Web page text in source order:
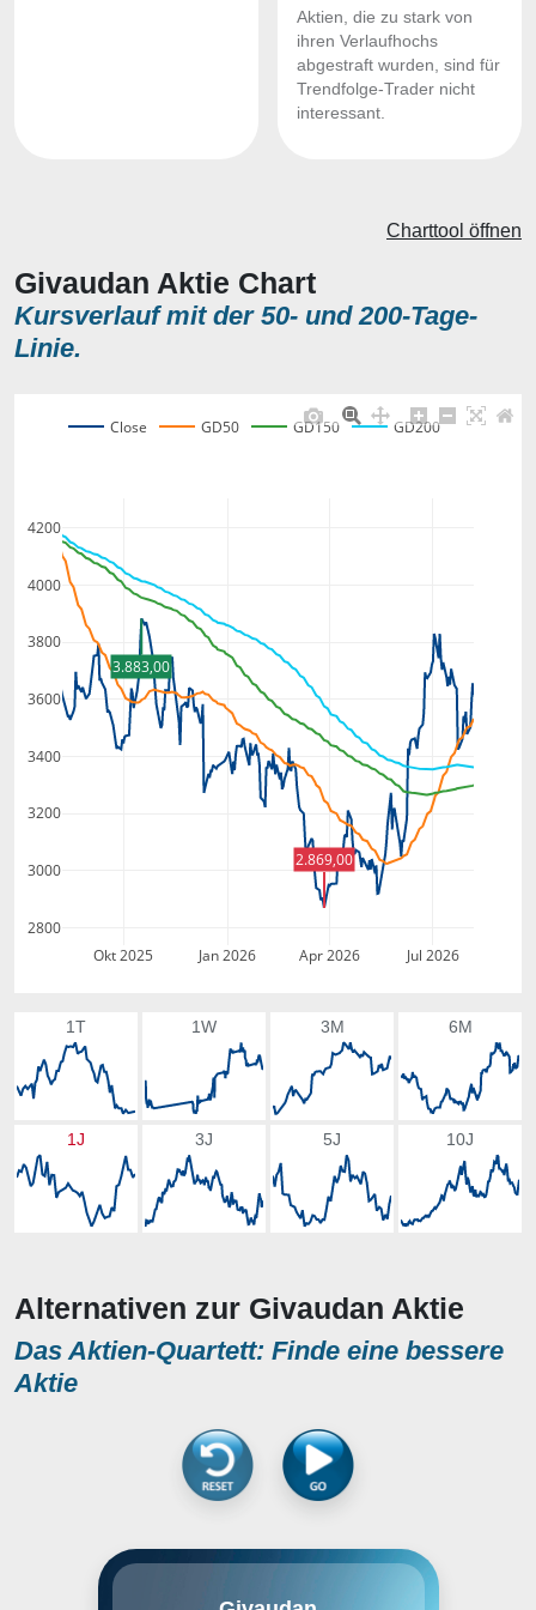
Aktien, die zu stark von
ihren Verlaufhochs
abgestraft wurden, sind für
Trendfolge-Trader nicht
interessant.
Givaudan Aktie Chart
Kursverlauf mit der 50- und 200-Tage-
Linie.
Charttool öffnen
Okt 2025 Jan 2026 Apr 2026 Jul 2026
2800
3000
3200
3400
3600
3800
4000
4200
Close GD50 GD150 GD200
3.883,00
2.869,00
1T 1W 3M 6M
1J 3J 5J 10J
Alternativen zur Givaudan Aktie
Das Aktien-Quartett: Finde eine bessere
Aktie